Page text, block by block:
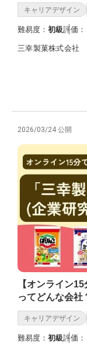
キャリアデザイン
難易度： 初級評価：
三幸製菓株式会社
2026/03/24 公開
【オンライン
ってどんな会社
キャリアデザイン
難易度： 初級評価：